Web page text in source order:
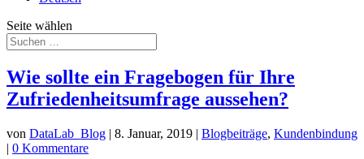
Seite wählen
Wie sollte ein Fragebogen für Ihre
Zufriedenheitsumfrage aussehen?
von DataLab_Blog | 8. Januar, 2019 | Blogbeiträge, Kundenbindung
| 0 Kommentare